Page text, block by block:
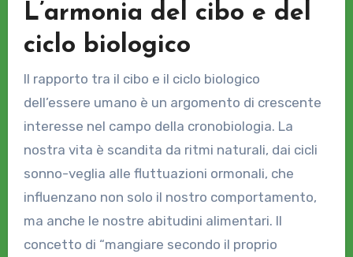
L’armonia del cibo e del
ciclo biologico
Il rapporto tra il cibo e il ciclo biologico
dell’essere umano è un argomento di crescente
interesse nel campo della cronobiologia. La
nostra vita è scandita da ritmi naturali, dai cicli
sonno-veglia alle fluttuazioni ormonali, che
influenzano non solo il nostro comportamento,
ma anche le nostre abitudini alimentari. Il
concetto di “mangiare secondo il proprio